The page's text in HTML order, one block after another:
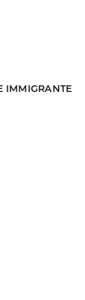
IMMIGRANTE